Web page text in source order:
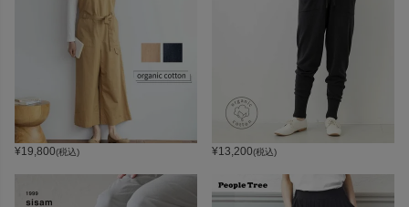
¥19,800(税込) ¥13,200(税込)